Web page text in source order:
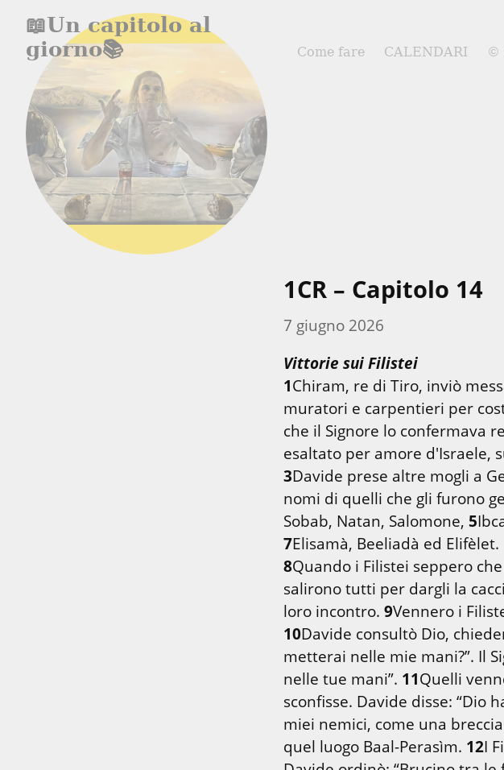
📖Un capitolo al
giorno📚
Come fare CALENDARI ©
1CR – Capitolo 14
7 giugno 2026
Vittorie sui Filistei
1Chiram, re di Tiro, inviò
muratori e carpentieri per
che il Signore lo confermava
3Davide prese altre mogli a
nomi di quelli che gli furono
Sobab, Natan, Salomone, 5
7
8Quando i Filistei seppero
salirono tutti per dargli la
loro incontro. 9
10Davide consultò Dio,
metterai nelle mie mani?”. Il
nelle tue mani”. 11Quelli
sconfisse. Davide disse: “Dio
miei nemici, come una
quel luogo Baal-Perasìm. 12I